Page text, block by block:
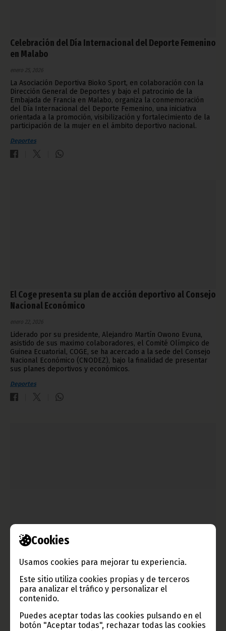
Cookies
Usamos cookies para mejorar tu experiencia.
Este sitio utiliza cookies propias y de terceros
para analizar el tráfico y personalizar el
contenido.
Puedes aceptar todas las cookies pulsando en el
botón "Aceptar todas", rechazar todas las cookies
Celebración del Día Internacional del Deporte Femenino
en Malabo
enero 25, 2026
La Asociación Deportiva Bioko Sport, en colaboración con la
Dirección General de Deportes y bajo el patrocinio de la
Embajada de Francia en Malabo, organiza la conmemoración
del Día Internacional del Deporte Femenino, una iniciativa
orientada a la promoción, visibilización y fortalecimiento de la
participación de la mujer en el ámbito deportivo nacional.
Deportes
El Coge presenta su plan de acción deportivo al Consejo
Nacional Económico
enero 22, 2026
Liderado por su presidente, Alejandro Martín Owono Evuna,
asistido de sus maximo colaboradores, el Comité Olímpico de
Guinea Ecuatorial, COGE, se ha acercado a la sede del Consejo
Nacional Económico (CNODEZ), bajo la finalidad de presentar
sus planes deportivos y económicos.
Deportes
Reflexiones de la Presidenta de FEGUIBOX por el Día
Internacional del Deporte
enero 22, 2026
María Obono durante su entrevista en el Programa A Fondo,
este jueves 22 de enero, ha destacado la importancia de la
celebración del Día Internacional del Deporte Femenino, un
evento que se conmemora por primera vez en Guinea
Ecuatorial y que supone un paso significativo en la promoción
de la igualdad, la inclusión y el empoderamiento de la mujer a